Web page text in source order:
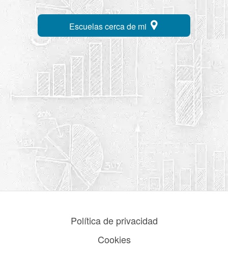
Escuelas cerca de mi
Política de privacidad
Cookies